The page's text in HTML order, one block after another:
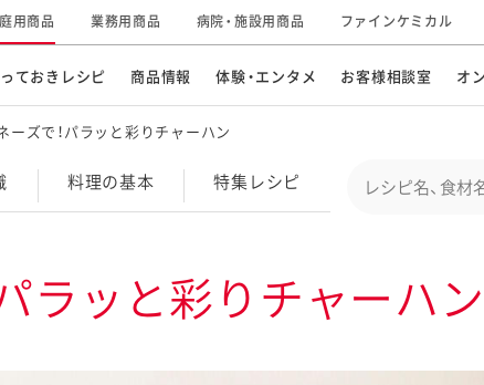
ておきレシピ
特集レシピ
商品情報
ドレッシングなど
体験・エンタメ お客様相談室 オ
用商品 業務用商品 病院・施設用商品 ファインケミカル
企業情報
ーズで！パラッと彩りチャーハン
料理の基本 特集 レシピ
ラッと彩りチャーハン